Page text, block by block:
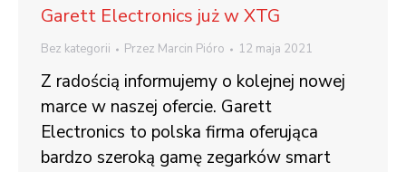
Garett Electronics już w XTG
Bez kategorii Przez Marcin Pióro 12 maja 2021
Z radością informujemy o kolejnej nowej
marce w naszej ofercie. Garett
Electronics to polska firma oferująca
bardzo szeroką gamę zegarków smart